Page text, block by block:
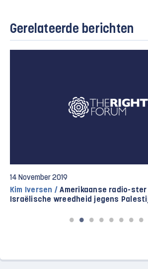
Gerelateerde berichten
14 November 2019
Kim Iversen / Amerikaanse radio-
Israëlische wreedheid jegens